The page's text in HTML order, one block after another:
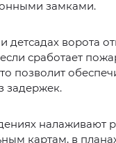
замками.
детсадах ворота
сработает
позволит
задержек.
налаживают
картам, в